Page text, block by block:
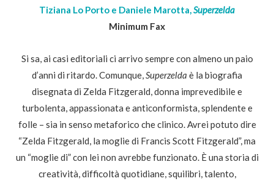
Tiziana Lo Porto e Daniele Marotta,Superzelda
Minimum Fax
Si sa, ai casi editoriali ci arrivo sempre con almeno un paio
d’anni di ritardo. Comunque,Superzelda è la biografia
disegnata di Zelda Fitzgerald, donna imprevedibile e
turbolenta, appassionata e anticonformista, splendente e
folle – sia in senso metaforico che clinico. Avrei potuto dire
“Zelda Fitzgerald, la moglie di Francis Scott Fitzgerald”, ma
un “moglie di” con lei non avrebbe funzionato. È una storia di
creatività, difficoltà quotidiane, squilibri, talento,